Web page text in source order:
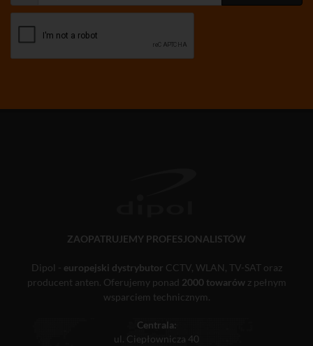
ZAOPATRUJEMY PROFESJONALISTÓW
Dipol - europejski dystrybutor CCTV, WLAN, TV-SAT oraz
producent anten. Oferujemy ponad 2000 towarówz pełnym
wsparciem technicznym.
Centrala:
ul. Ciepłownicza 40